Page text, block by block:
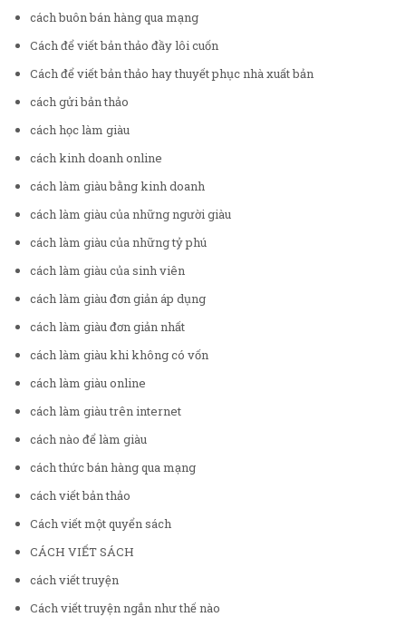
cách buôn bán hàng qua mạng
Cách để viết bản thảo đầy lôi cuốn
Cách để viết bản thảo hay thuyết phục nhà xuất bản
cách gửi bản thảo
cách học làm giàu
cách kinh doanh online
cách làm giàu bằng kinh doanh
cách làm giàu của những người giàu
cách làm giàu của những tỷ phú
cách làm giàu của sinh viên
cách làm giàu đơn giản áp dụng
cách làm giàu đơn giản nhất
cách làm giàu khi không có vốn
cách làm giàu online
cách làm giàu trên internet
cách nào để làm giàu
cách thức bán hàng qua mạng
cách viết bản thảo
Cách viết một quyển sách
CÁCH VIẾT SÁCH
cách viết truyện
Cách viết truyện ngắn như thế nào